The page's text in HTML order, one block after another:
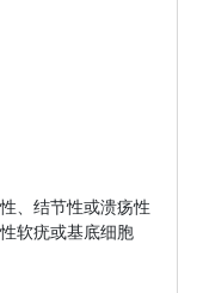
、结节性或溃疡性
软疣或基底细胞